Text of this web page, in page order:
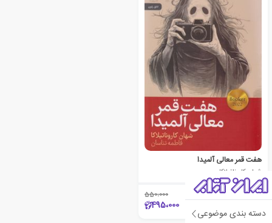
دسته بندی موضوعی
هفت قمر معالی آلمیدا
شهان کاروناتیلاکا
٪10 550،000
495،000